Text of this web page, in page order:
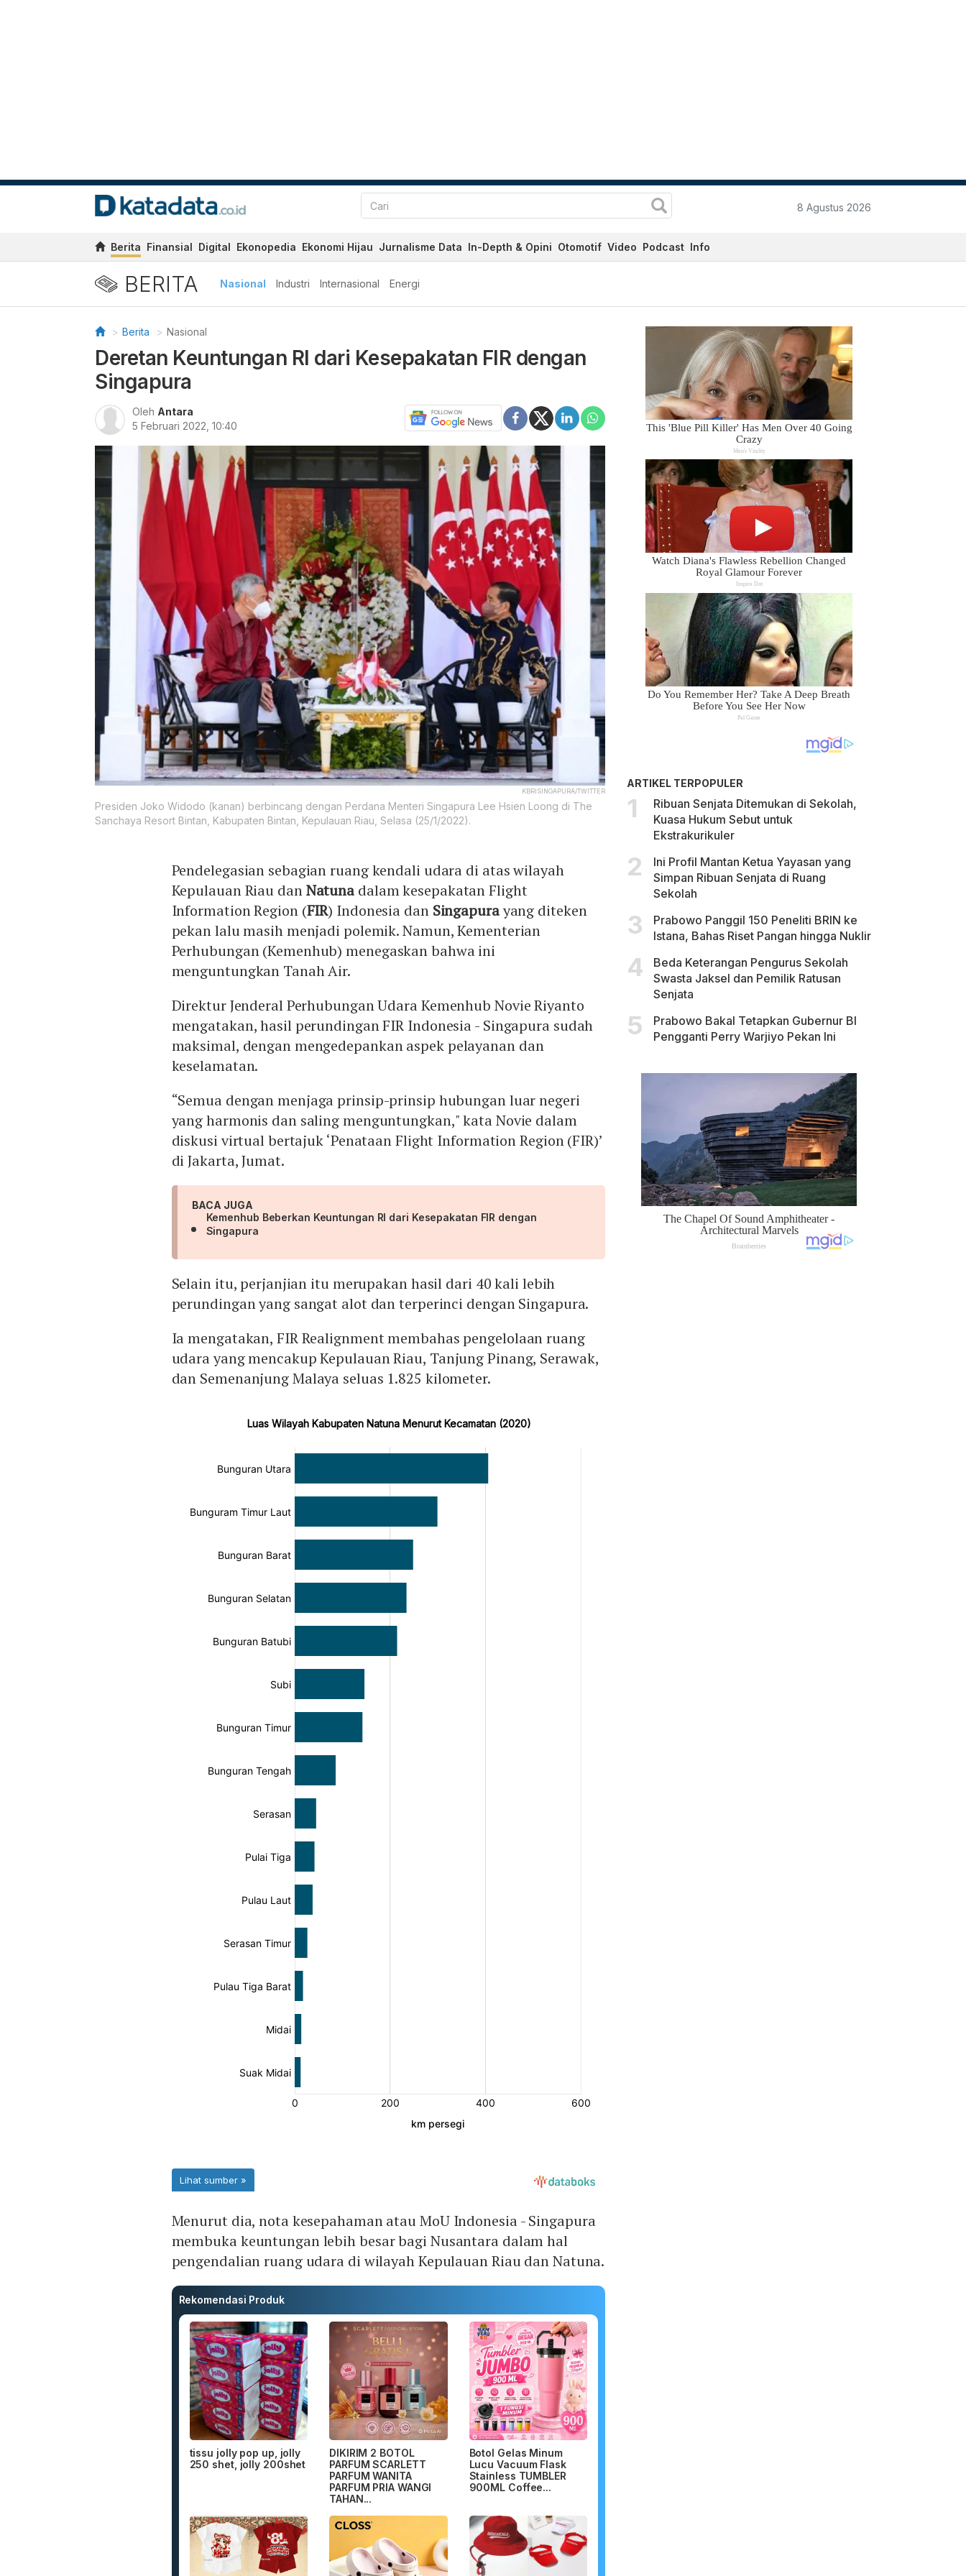
8 Agustus 2026
Berita Finansial Digital Ekonopedia Ekonomi Hijau Jurnalisme Data In-Depth & Opini Otomotif Video Podcast Info
BERITA Nasional Industri Internasional Energi
Berita Nasional
Deretan Keuntungan RI dari Kesepakatan FIR dengan
Singapura
Oleh Antara
5 Februari 2022, 10:40
KBRISINGAPURA/TWITTER
Presiden Joko Widodo (kanan) berbincang dengan Perdana Menteri Singapura Lee Hsien Loong di The
Sanchaya Resort Bintan, Kabupaten Bintan, Kepulauan Riau, Selasa (25/1/2022).
Pendelegasian sebagian ruang kendali udara di atas wilayah
Kepulauan Riau danNatuna dalam kesepakatan Flight
Information Region (FIR) Indonesia dan Singapurayang diteken
pekan lalu masih menjadi polemik. Namun, Kementerian
Perhubungan (Kemenhub) menegaskan bahwa ini
menguntungkan Tanah Air.
Direktur Jenderal Perhubungan Udara Kemenhub Novie Riyanto
mengatakan, hasil perundingan FIR Indonesia - Singapura sudah
maksimal, dengan mengedepankan aspek pelayanan dan
keselamatan.
“Semua dengan menjaga prinsip-prinsip hubungan luar negeri
yang harmonis dan saling menguntungkan," kata Novie dalam
diskusi virtual bertajuk ‘Penataan Flight Information Region (FIR)’
di Jakarta, Jumat.
BACA JUGA
Kemenhub Beberkan Keuntungan RI dari Kesepakatan FIR dengan
Singapura
Selain itu, perjanjian itu merupakan hasil dari 40 kali lebih
perundingan yang sangat alot dan terperinci dengan Singapura.
Ia mengatakan, FIR Realignment membahas pengelolaan ruang
udara yang mencakup Kepulauan Riau, Tanjung Pinang, Serawak,
dan Semenanjung Malaya seluas 1.825 kilometer.
Menurut dia, nota kesepahaman atau MoU Indonesia - Singapura
membuka keuntungan lebih besar bagi Nusantara dalam hal
pengendalian ruang udara di wilayah Kepulauan Riau dan Natuna.
Rekomendasi Produk
tissu jolly pop up, jolly
250 shet, jolly 200shet
DIKIRIM 2 BOTOL
PARFUM SCARLETT
PARFUM WANITA
PARFUM PRIA WANGI
TAHAN...
Botol Gelas Minum
Lucu Vacuum Flask
Stainless TUMBLER
900ML Coffee...
ARTIKEL TERPOPULER
Ribuan Senjata Ditemukan di Sekolah,
Kuasa Hukum Sebut untuk
Ekstrakurikuler
Ini Profil Mantan Ketua Yayasan yang
Simpan Ribuan Senjata di Ruang
Sekolah
Prabowo Panggil 150 Peneliti BRIN ke
Istana, Bahas Riset Pangan hingga Nuklir
Beda Keterangan Pengurus Sekolah
Swasta Jaksel dan Pemilik Ratusan
Senjata
Prabowo Bakal Tetapkan Gubernur BI
Pengganti Perry Warjiyo Pekan Ini